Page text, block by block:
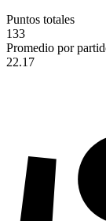
Puntos totales
133
Promedio por
22.17